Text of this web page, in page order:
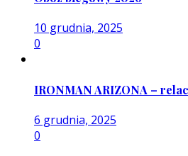
10 grudnia, 2025
0
IRONMAN ARIZONA –
6 grudnia, 2025
0